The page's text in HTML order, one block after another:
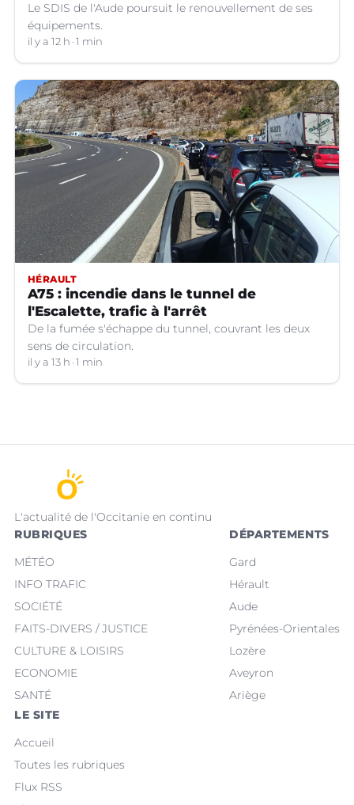
Le SDIS de l'Aude poursuit le renouvellement de ses
équipements.
il y a 12 h 1 min
HÉRAULT
A75 : incendie dans le tunnel de
l'Escalette, trafic à l'arrêt
De la fumée s'échappe du tunnel, couvrant les deux
sens de circulation.
il y a 13 h 1 min
L'actualité de l'Occitanie en continu
RUBRIQUES
MÉTÉO
INFO TRAFIC
SOCIÉTÉ
FAITS-DIVERS / JUSTICE
CULTURE & LOISIRS
ECONOMIE
SANTÉ
DÉPARTEMENTS
Gard
Hérault
Aude
Pyrénées-Orientales
Lozère
Aveyron
Ariège
LE SITE
Accueil
Toutes les rubriques
Flux RSS